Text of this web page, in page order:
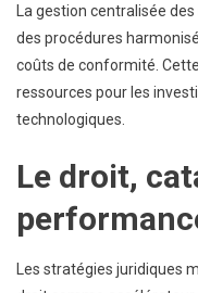
La gestion centralisée
des procédures
coûts de conformité.
ressources pour les
technologiques.
Le droit,
Les stratégies juridiques